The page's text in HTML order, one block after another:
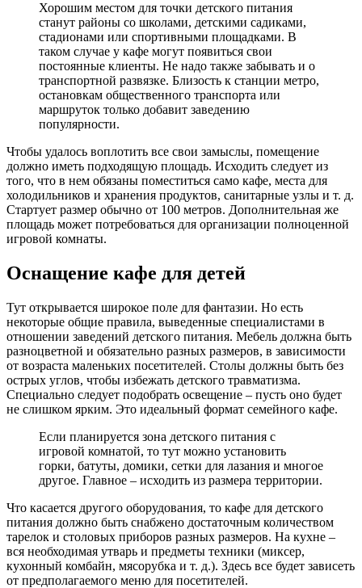
Хорошим местом для точки детского питания
станут районы со школами, детскими садиками,
стадионами или спортивными площадками. В
таком случае у кафе могут появиться свои
постоянные клиенты. Не надо также забывать и о
транспортной развязке. Близость к станции метро,
остановкам общественного транспорта или
маршруток только добавит заведению
популярности.
Чтобы удалось воплотить все свои замыслы, помещение
должно иметь подходящую площадь. Исходить следует из
того, что в нем обязаны поместиться само кафе, места для
холодильников и хранения продуктов, санитарные узлы и т. д.
Стартует размер обычно от 100 метров. Дополнительная же
площадь может потребоваться для организации полноценной
игровой комнаты.
Оснащение кафе для детей
Тут открывается широкое поле для фантазии. Но есть
некоторые общие правила, выведенные специалистами в
отношении заведений детского питания. Мебель должна быть
разноцветной и обязательно разных размеров, в зависимости
от возраста маленьких посетителей. Столы должны быть без
острых углов, чтобы избежать детского травматизма.
Специально следует подобрать освещение – пусть оно будет
не слишком ярким. Это идеальный формат семейного кафе.
Если планируется зона детского питания с
игровой комнатой, то тут можно установить
горки, батуты, домики, сетки для лазания и многое
другое. Главное – исходить из размера территории.
Что касается другого оборудования, то кафе для детского
питания должно быть снабжено достаточным количеством
тарелок и столовых приборов разных размеров. На кухне –
вся необходимая утварь и предметы техники (миксер,
кухонный комбайн, мясорубка и т. д.). Здесь все будет зависеть
от предполагаемого меню для посетителей.